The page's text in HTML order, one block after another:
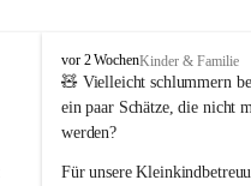
F
r
a
x
r
vor 2 WochenKinder & Familie
🧸 Vielleicht schlummern
ein paar Schätze, die nicht
werden?
Für unsere